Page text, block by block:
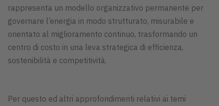
rappresenta un modello organizzativo permanente per
governare l’energia in modo strutturato, misurabile e
orientato al miglioramento continuo, trasformando un
centro di costo in una leva strategica di efficienza,
sostenibilità e competitività.
Per questo ed altri approfondimenti relativi ai temi